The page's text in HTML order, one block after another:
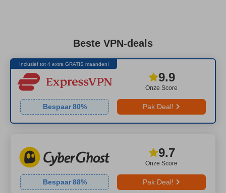
Beste VPN-deals
Inclusief tot 4 extra GRATIS maanden!
Onze Score
9.9
Bespaar 80% Pak Deal!
Onze Score
9.7
Bespaar 88% Pak Deal!